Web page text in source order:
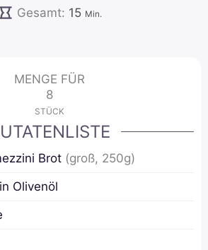
Gesamt: 15Minuten
Min.
MENGE FÜR
8
STÜCK
Brot (groß, 250g)
Olivenöl